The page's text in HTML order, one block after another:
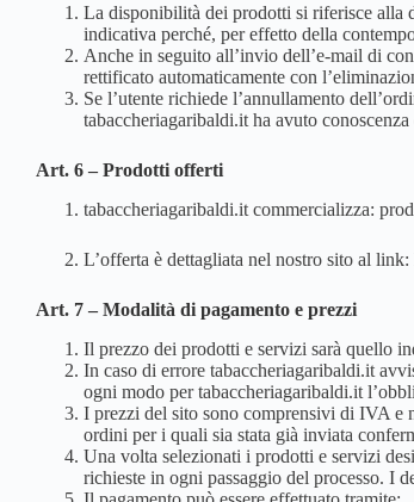
La disponibilità dei prodotti si riferisce alla
indicativa perché, per effetto della
Anche in seguito all’invio dell’e-mail di
rettificato automaticamente con
Se l’utente richiede l’annullamento
tabaccheriagaribaldi.it ha avuto
Art. 6 – Prodotti offerti
tabaccheriagaribaldi.it commercializza:
L’offerta è dettagliata nel nostro sito al
Art. 7 – Modalità di pagamento e prezzi
Il prezzo dei prodotti e servizi sarà quello
In caso di errore tabaccheriagaribaldi.it
ogni modo per tabaccheriagaribaldi.it
I prezzi del sito sono comprensivi di IVA e
ordini per i quali sia stata già inviata
Una volta selezionati i prodotti e servizi
richieste in ogni passaggio del processo. I